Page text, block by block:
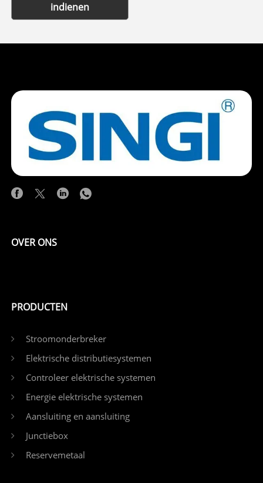
indienen
OVER ONS
PRODUCTEN
Stroomonderbreker
Elektrische distributiesystemen
Controleer elektrische systemen
Energie elektrische systemen
Aansluiting en aansluiting
Junctiebox
Reservemetaal